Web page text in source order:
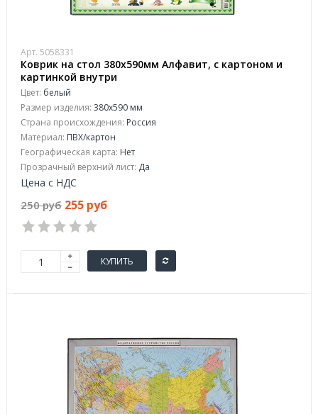
Арт. 5058331
Коврик на стол 380x590мм Алфавит, с картоном и
картинкой внутри
Цвет: белый
Размер изделия: 380x590 мм
Страна происхождения: Россия
Материал: ПВХ/картон
Географическая карта: Нет
Прозрачный верхний лист: Да
Цена с НДС
250 руб 255 руб
КУПИТЬ